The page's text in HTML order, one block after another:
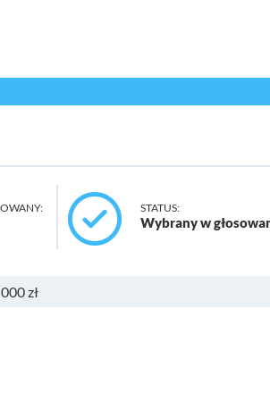
STATUS:
Wybrany w
zł